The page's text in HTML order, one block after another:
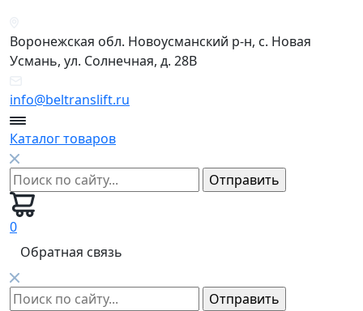
Воронежская обл. Новоусманский р-н, с. Новая
Усмань, ул. Солнечная, д. 28В
info@beltranslift.ru
Каталог товаров
0
Обратная связь